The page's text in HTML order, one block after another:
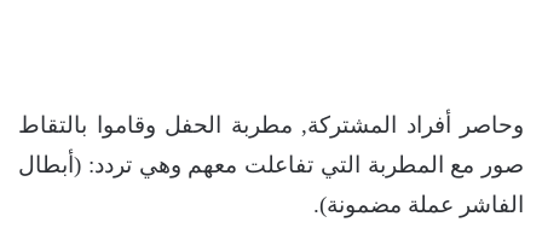
وحاصر أفراد المشتركة, مطربة الحفل وقاموا بالتقاط
صور مع المطربة التي تفاعلت معهم وهي تردد: (أبطال
الفاشر عملة مضمونة).